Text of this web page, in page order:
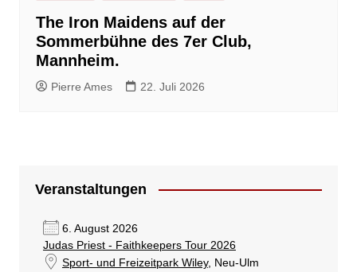
The Iron Maidens auf der
Sommerbühne des 7er Club,
Mannheim.
Pierre Ames 22. Juli 2026
Veranstaltungen
6. August 2026
Judas Priest - Faithkeepers Tour 2026
Sport- und Freizeitpark Wiley, Neu-Ulm